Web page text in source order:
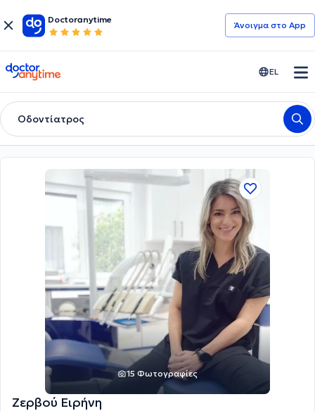
Doctoranytime
Άνοιγμα στο App
doctoranytime EL
Οδοντίατρος
15 Φωτογραφίες
Ζερβού Ειρήνη